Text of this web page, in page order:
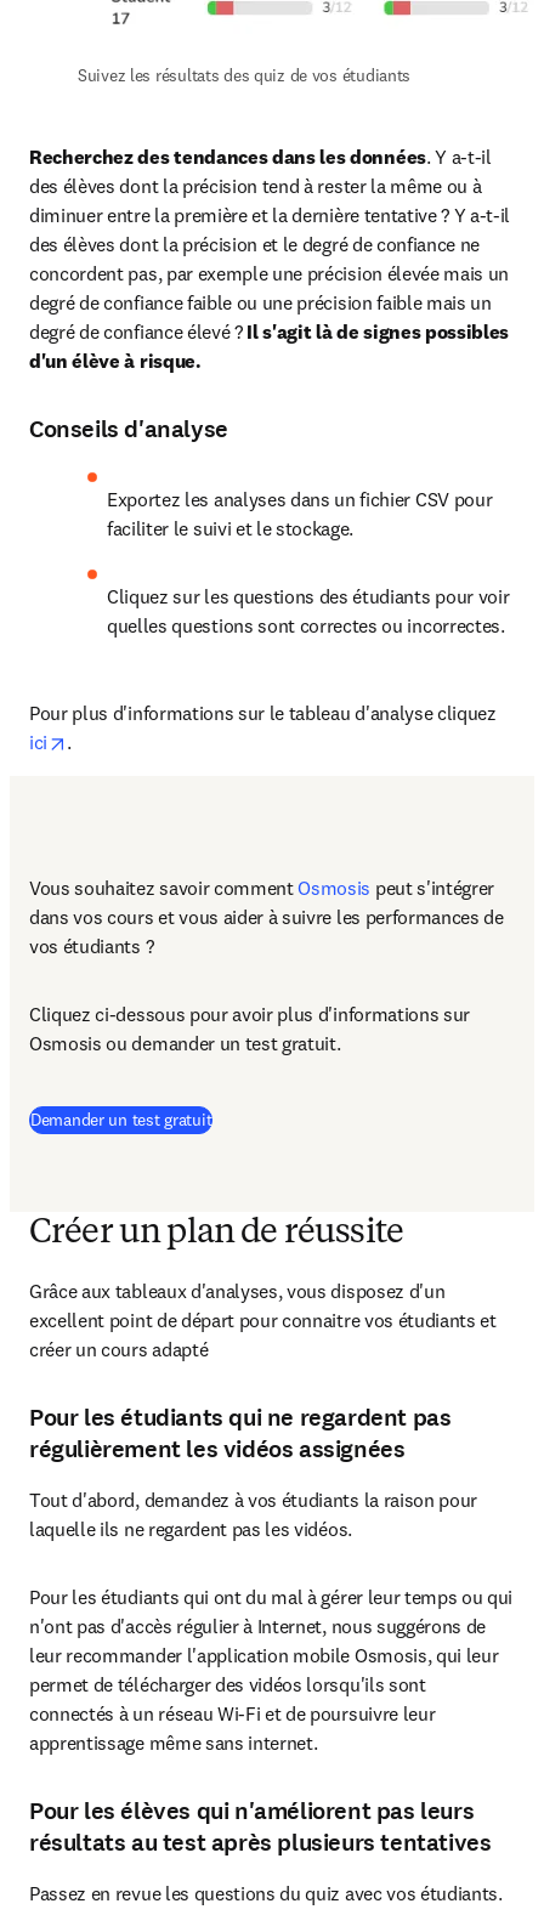
Suivez les résultats des quiz de vos étudiants
Recherchez des tendances dans les données. Y a-t-il
des élèves dont la précision tend à rester la même ou à
diminuer entre la première et la dernière tentative ? Y a-t-il
des élèves dont la précision et le degré de confiance ne
concordent pas, par exemple une précision élevée mais un
degré de confiance faible ou une précision faible mais un
degré de confiance élevé ? Il s'agit là de signes possibles
d'un élève à risque.
Conseils d'analyse
Exportez les analyses dans un fichier CSV pour
faciliter le suivi et le stockage.
Cliquez sur les questions des étudiants pour voir
quelles questions sont correctes ou incorrectes.
ici
opens in new tab/window
.
Vous souhaitez savoir comment Osmosis peut s'intégrer
dans vos cours et vous aider à suivre les performances de
vos étudiants ?
Cliquez ci-dessous pour avoir plus d'informations sur
Osmosis ou demander un test gratuit.
Demander un test gratuit
Créer un plan de réussite
Grâce aux tableaux d'analyses, vous disposez d'un
excellent point de départ pour connaitre vos étudiants et
créer un cours adapté
Pour les étudiants qui ne regardent pas
régulièrement les vidéos assignées
Tout d'abord, demandez à vos étudiants la raison pour
laquelle ils ne regardent pas les vidéos.
Pour les étudiants qui ont du mal à gérer leur temps ou qui
n'ont pas d'accès régulier à Internet, nous suggérons de
leur recommander l'application mobile Osmosis, qui leur
permet de télécharger des vidéos lorsqu'ils sont
connectés à un réseau Wi-Fi et de poursuivre leur
apprentissage même sans internet.
Pour les élèves qui n'améliorent pas leurs
résultats au test après plusieurs tentatives
Passez en revue les questions du quiz avec vos étudiants.